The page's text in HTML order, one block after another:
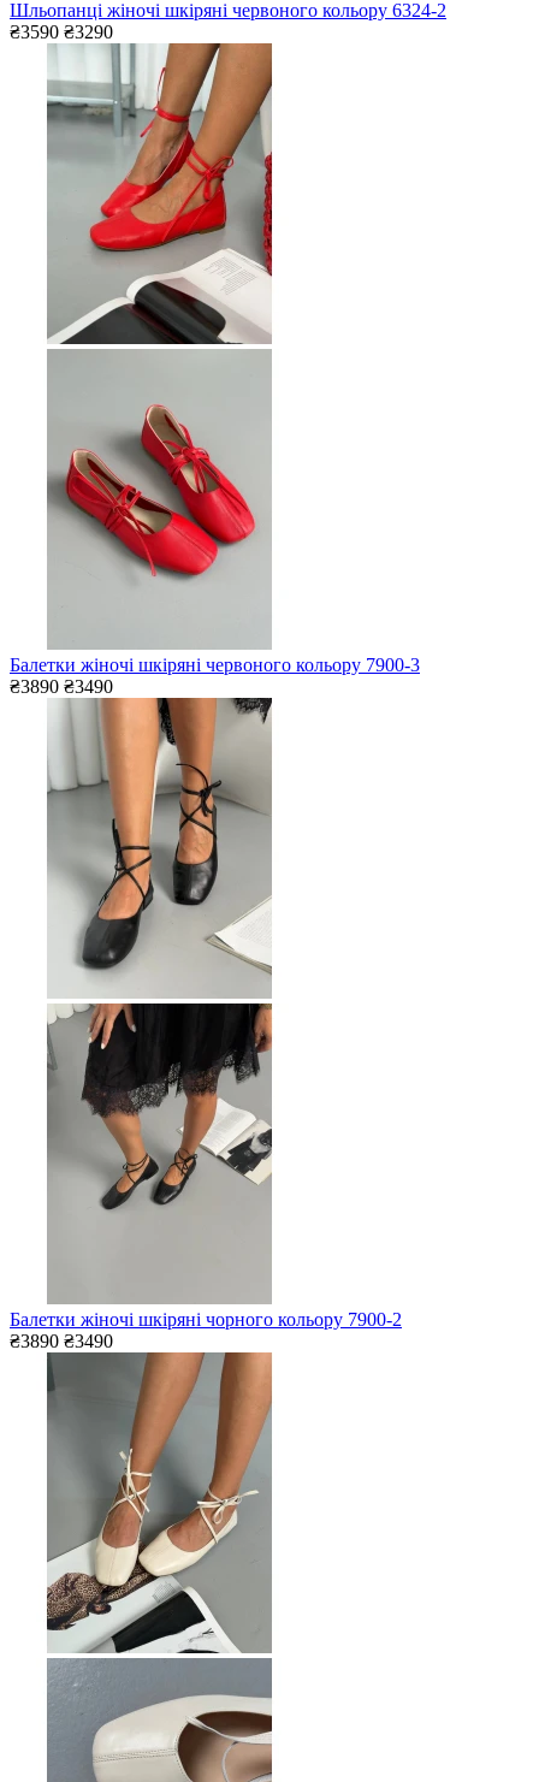
Шльопанці жіночі шкіряні червоного кольору 6324-2
₴3590 ₴3290
Балетки жіночі шкіряні червоного кольору 7900-3
₴3890 ₴3490
Балетки жіночі шкіряні чорного кольору 7900-2
₴3890 ₴3490